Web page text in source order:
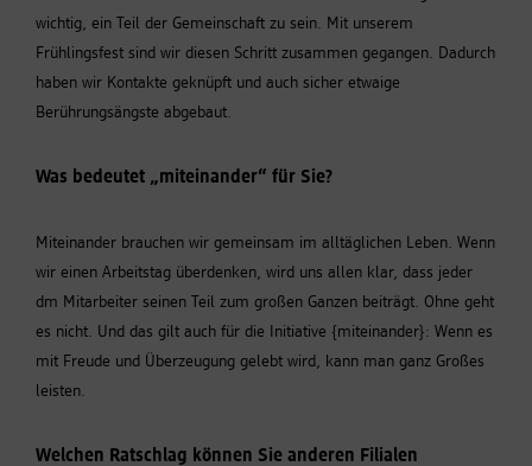
wichtig, ein Teil der Gemeinschaft zu sein. Mit unserem
Frühlingsfest sind wir diesen Schritt zusammen gegangen. Dadurch
haben wir Kontakte geknüpft und auch sicher etwaige
Berührungsängste abgebaut.
Was bedeutet „miteinander“ für Sie?
Miteinander brauchen wir gemeinsam im alltäglichen Leben. Wenn
wir einen Arbeitstag überdenken, wird uns allen klar, dass jeder
dm Mitarbeiter seinen Teil zum großen Ganzen beiträgt. Ohne geht
es nicht. Und das gilt auch für die Initiative {miteinander}: Wenn es
mit Freude und Überzeugung gelebt wird, kann man ganz Großes
leisten.
Welchen Ratschlag können Sie anderen Filialen